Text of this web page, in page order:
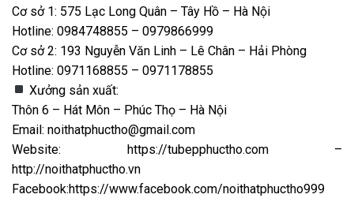
Cơ sở 1: 575 Lạc Long Quân – Tây Hồ – Hà Nội
Hotline: 0984748855 – 0979866999
Cơ sở 2: 193 Nguyễn Văn Linh – Lê Chân – Hải Phòng
Hotline: 0971168855 – 0971178855
Xưởng sản xuất:
Thôn 6 – Hát Môn – Phúc Thọ – Hà Nội
Email: noithatphuctho@gmail.com
Website: https://tubepphuctho.com –
http://noithatphuctho.vn
Facebook:https://www.facebook.com/noithatphuctho999